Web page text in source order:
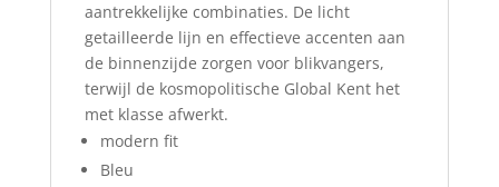
aantrekkelijke combinaties. De licht
getailleerde lijn en effectieve accenten aan
de binnenzijde zorgen voor blikvangers,
terwijl de kosmopolitische Global Kent het
met klasse afwerkt.
modern fit
Bleu